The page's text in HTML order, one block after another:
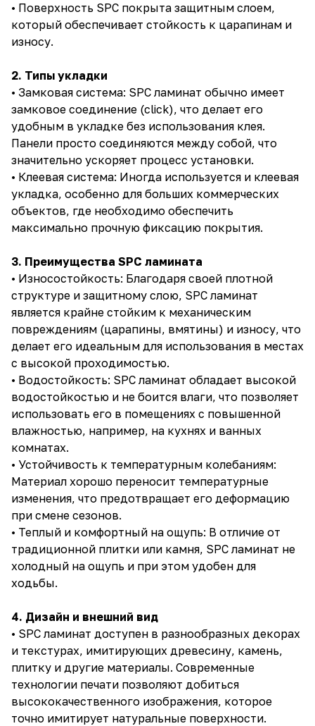
• Поверхность SPC покрыта защитным слоем,
который обеспечивает стойкость к царапинам и
износу.
2. Типы укладки
• Замковая система: SPC ламинат обычно имеет
замковое соединение (click), что делает его
удобным в укладке без использования клея.
Панели просто соединяются между собой, что
значительно ускоряет процесс установки.
• Клеевая система: Иногда используется и клеевая
укладка, особенно для больших коммерческих
объектов, где необходимо обеспечить
максимально прочную фиксацию покрытия.
3. Преимущества SPC ламината
• Износостойкость: Благодаря своей плотной
структуре и защитному слою, SPC ламинат
является крайне стойким к механическим
повреждениям (царапины, вмятины) и износу, что
делает его идеальным для использования в местах
с высокой проходимостью.
• Водостойкость: SPC ламинат обладает высокой
водостойкостью и не боится влаги, что позволяет
использовать его в помещениях с повышенной
влажностью, например, на кухнях и ванных
комнатах.
• Устойчивость к температурным колебаниям:
Материал хорошо переносит температурные
изменения, что предотвращает его деформацию
при смене сезонов.
• Теплый и комфортный на ощупь: В отличие от
традиционной плитки или камня, SPC ламинат не
холодный на ощупь и при этом удобен для
ходьбы.
4. Дизайн и внешний вид
• SPC ламинат доступен в разнообразных декорах
и текстурах, имитирующих древесину, камень,
плитку и другие материалы. Современные
технологии печати позволяют добиться
высококачественного изображения, которое
точно имитирует натуральные поверхности.